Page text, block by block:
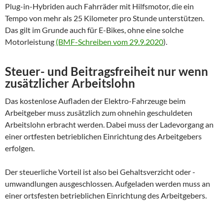
Plug-in-Hybriden auch Fahrräder mit Hilfsmotor, die ein
Tempo von mehr als 25 Kilometer pro Stunde unterstützen.
Das gilt im Grunde auch für E-Bikes, ohne eine solche
Motorleistung (BMF-Schreiben vom 29.9.2020).
Steuer- und Beitragsfreiheit nur wenn
zusätzlicher Arbeitslohn
Das kostenlose Aufladen der Elektro-Fahrzeuge beim
Arbeitgeber muss zusätzlich zum ohnehin geschuldeten
Arbeitslohn erbracht werden. Dabei muss der Ladevorgang an
einer ortfesten betrieblichen Einrichtung des Arbeitgebers
erfolgen.
Der steuerliche Vorteil ist also bei Gehaltsverzicht oder -
umwandlungen ausgeschlossen. Aufgeladen werden muss an
einer ortsfesten betrieblichen Einrichtung des Arbeitgebers.